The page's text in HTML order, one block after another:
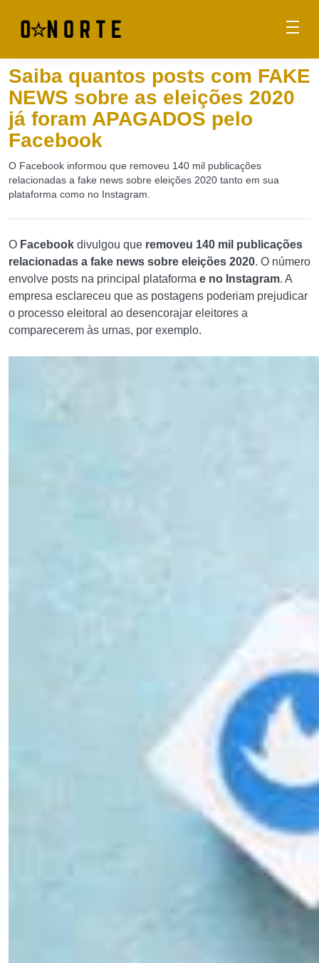
Saiba quantos posts com FAKE
NEWS sobre as eleições 2020
já foram APAGADOS pelo
Facebook
O Facebook informou que removeu 140 mil publicações
relacionadas a fake news sobre eleições 2020 tanto em sua
plataforma como no Instagram.
O Facebook divulgou que removeu 140 mil publicações
relacionadas a fake news sobre eleições 2020. O número
envolve posts na principal plataforma e no Instagram. A
empresa esclareceu que as postagens poderiam prejudicar
o processo eleitoral ao desencorajar eleitores a
comparecerem às urnas, por exemplo.